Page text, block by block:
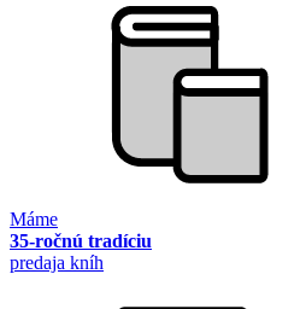
Máme
35-ročnú tradíciu
predaja kníh